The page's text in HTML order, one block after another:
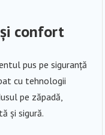
confort
pus pe siguranță
cu tehnologii
pe zăpadă,
și sigură.